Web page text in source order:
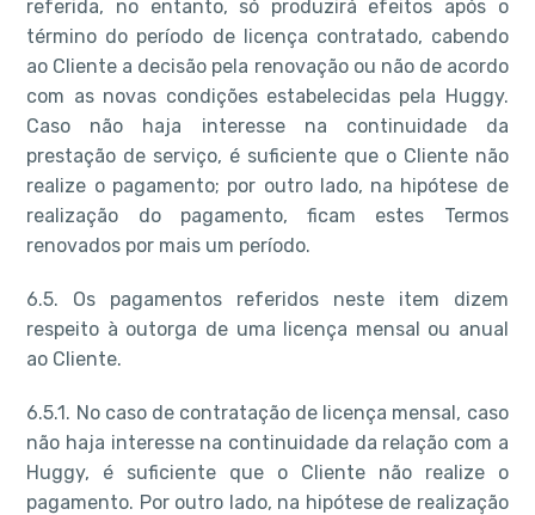
referida, no entanto, só produzirá efeitos após o
término do período de licença contratado, cabendo
ao Cliente a decisão pela renovação ou não de acordo
com as novas condições estabelecidas pela Huggy.
Caso não haja interesse na continuidade da
prestação de serviço, é suficiente que o Cliente não
realize o pagamento; por outro lado, na hipótese de
realização do pagamento, ficam estes Termos
renovados por mais um período.
6.5. Os pagamentos referidos neste item dizem
respeito à outorga de uma licença mensal ou anual
ao Cliente.
6.5.1. No caso de contratação de licença mensal, caso
não haja interesse na continuidade da relação com a
Huggy, é suficiente que o Cliente não realize o
pagamento. Por outro lado, na hipótese de realização